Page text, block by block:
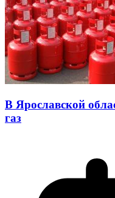
В Ярославской
газ